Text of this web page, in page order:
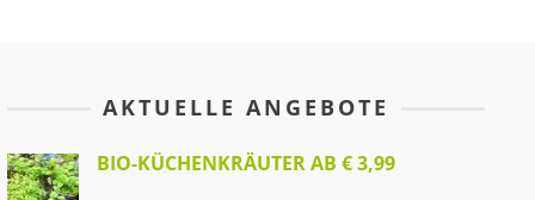
AKTUELLE ANGEBOTE
BIO-KÜCHENKRÄUTER AB € 3,99